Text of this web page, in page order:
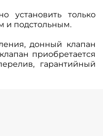
установить только
и подстольным.
донный клапан
приобретается
гарантийный